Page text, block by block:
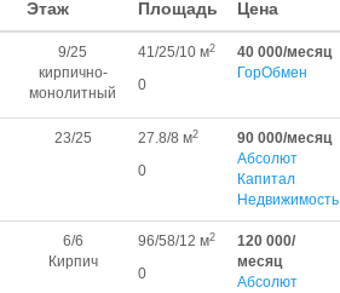
Этаж Площадь Цена
9/25
кирпично-
монолитный
41/25/10 м2
0
40 000/месяц
ГорОбмен
23/25 27.8/8 м2
0
90 000/месяц
Абсолют
Капитал
Недвижимость
6/6
Кирпич
96/58/12 м2
0
120 000/
месяц
Абсолют